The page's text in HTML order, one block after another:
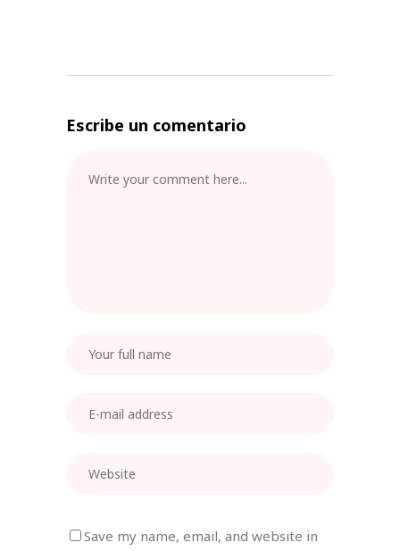
Escribe un comentario
Save my name, email, and website in